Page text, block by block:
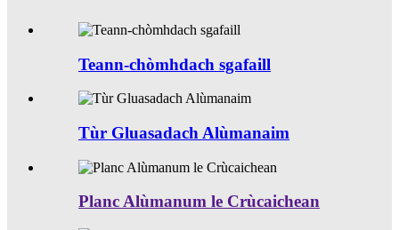
Teann-chòmhdach sgafaill
Tùr Gluasadach Alùmanaim
Planc Alùmanum le Crùcaichean